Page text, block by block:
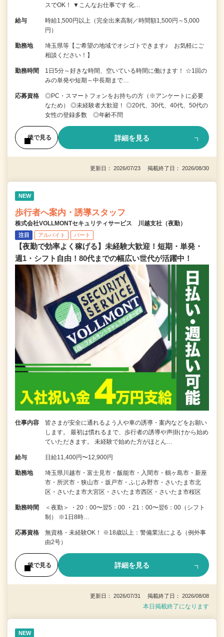
スでOK！ ▼こんなお仕事です 化…
給与
時給1,500円以上（完全出来高制／時間額1,500円～5,000
円）
勤務地
埼玉県等【ご希望の地域でオシゴトできます♪ お気軽にご
相談ください！】
勤務時間
1日5分～好きな時間、空いている時間に働けます！ ☆1回の
みの単発や短期～中長期まで…
応募資格
◎PC・スマートフォンをお持ちの方（※アンケートに必要
なため） ◎未経験者大歓迎！ ◎20代、30代、40代、50代の
女性の登録多数 ◎年齢不問
後で見る 詳細を見る
更新日： 2026/07/23 掲載終了日： 2026/08/30
NEW
歩行者へ案内・誘導スタッフ
株式会社VOLLMONTセキュリティサービス 川越支社（夜勤）
注目 アルバイト パート
【夜勤で効率よく稼げる】未経験大歓迎！短期・単発・
週1・シフト自由！80代までの幅広い世代が活躍中！
仕事内容
皆さまが安全に通れるよう人や車の誘導・案内などをお願い
します。 最初は慣れるまで、歩行者の誘導や声掛けから始め
ていただきます。 未経験で始めた方がほとん…
給与 日給11,400円〜12,900円
勤務地
埼玉県川越市・富士見市・飯能市・入間市・鶴ヶ島市・新座
市・所沢市・狭山市・坂戸市・ふじみ野市・さいたま市北
区・さいたま市大宮区・さいたま市西区・さいたま市桜区
勤務時間
＜夜勤＞ ・20：00〜翌5：00 ・21：00〜翌6：00（シフト
制） ※1日8時…
応募資格
無資格・未経験OK！ ※18歳以上：警備業法による（例外事
由2号）
後で見る 詳細を見る
更新日： 2026/07/31 掲載終了日： 2026/08/08
本日掲載終了になります
NEW